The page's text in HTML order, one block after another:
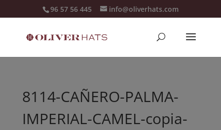
96 57 56 445 info@oliverhats.com
8114-CAÑERO-PALMA-
IMPERIAL-CAMEL-copia-